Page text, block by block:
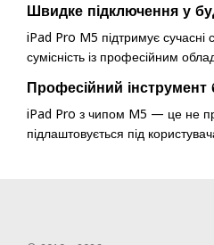
Швидке підключення у
iPad Pro M5 підтримує
сумісність із професійним
Професійний
iPad Pro з чипом M5 — це не
підлаштовується під